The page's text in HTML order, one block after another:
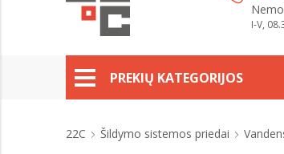
I-V,
PREKIŲ KATEGORIJOS
22C Šildymo sistemos priedai